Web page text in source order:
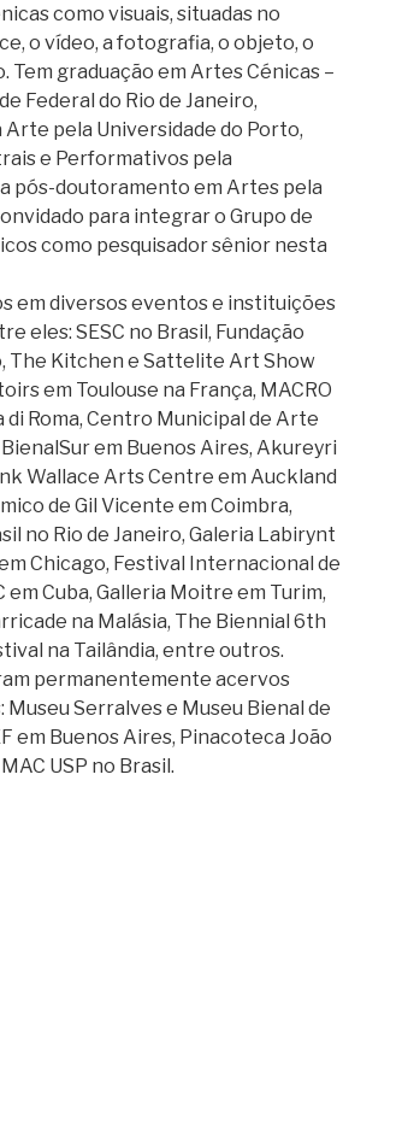
como visuais, situadas no
o vídeo, a fotografia, o objeto, o
graduação em Artes Cénicas –
Federal do Rio de Janeiro,
pela Universidade do Porto,
e Performativos pela
pós-doutoramento em Artes pela
para integrar o Grupo de
como pesquisador sênior nesta
em diversos eventos e instituições
eles: SESC no Brasil, Fundação
The Kitchen e Sattelite Art Show
em Toulouse na França, MACRO
Roma, Centro Municipal de Arte
em Buenos Aires, Akureyri
Wallace Arts Centre em Auckland
de Gil Vicente em Coimbra,
no Rio de Janeiro, Galeria Labirynt
Chicago, Festival Internacional de
em Cuba, Galleria Moitre em Turim,
na Malásia, The Biennial 6th
na Tailândia, entre outros.
permanentemente acervos
Serralves e Museu Bienal de
em Buenos Aires, Pinacoteca João
USP no Brasil.